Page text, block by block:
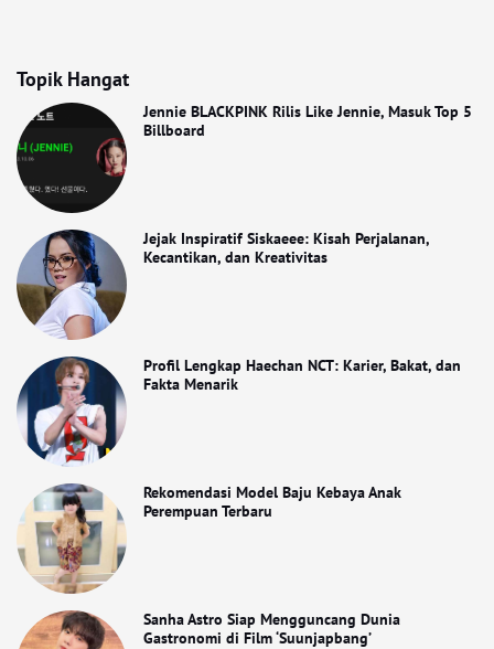
Topik Hangat
Jennie BLACKPINK Rilis Like Jennie, Masuk Top 5
Billboard
Jejak Inspiratif Siskaeee: Kisah Perjalanan,
Kecantikan, dan Kreativitas
Profil Lengkap Haechan NCT: Karier, Bakat, dan
Fakta Menarik
Rekomendasi Model Baju Kebaya Anak
Perempuan Terbaru
Sanha Astro Siap Mengguncang Dunia
Gastronomi di Film ‘Suunjapbang’